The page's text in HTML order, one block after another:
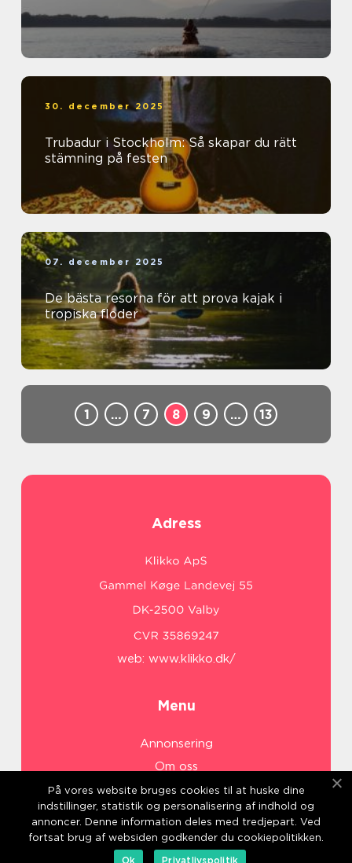
30. december 2025
Trubadur i Stockholm: Så skapar du rätt
stämning på festen
07. december 2025
De bästa resorna för att prova kajak i
tropiska floder
1 … 7 8 9 … 13
Adress
web: www.klikko.dk/
Menu
Annonsering
Om oss
Cookies
Kontakta oss
Sitemap
På vores website bruges cookies til at huske dine
indstillinger, statistik og personalisering af indhold og
annoncer. Denne information deles med tredjepart. Ved
fortsat brug af websiden godkender du cookiepolitikken.
Ok
Privatlivspolitik